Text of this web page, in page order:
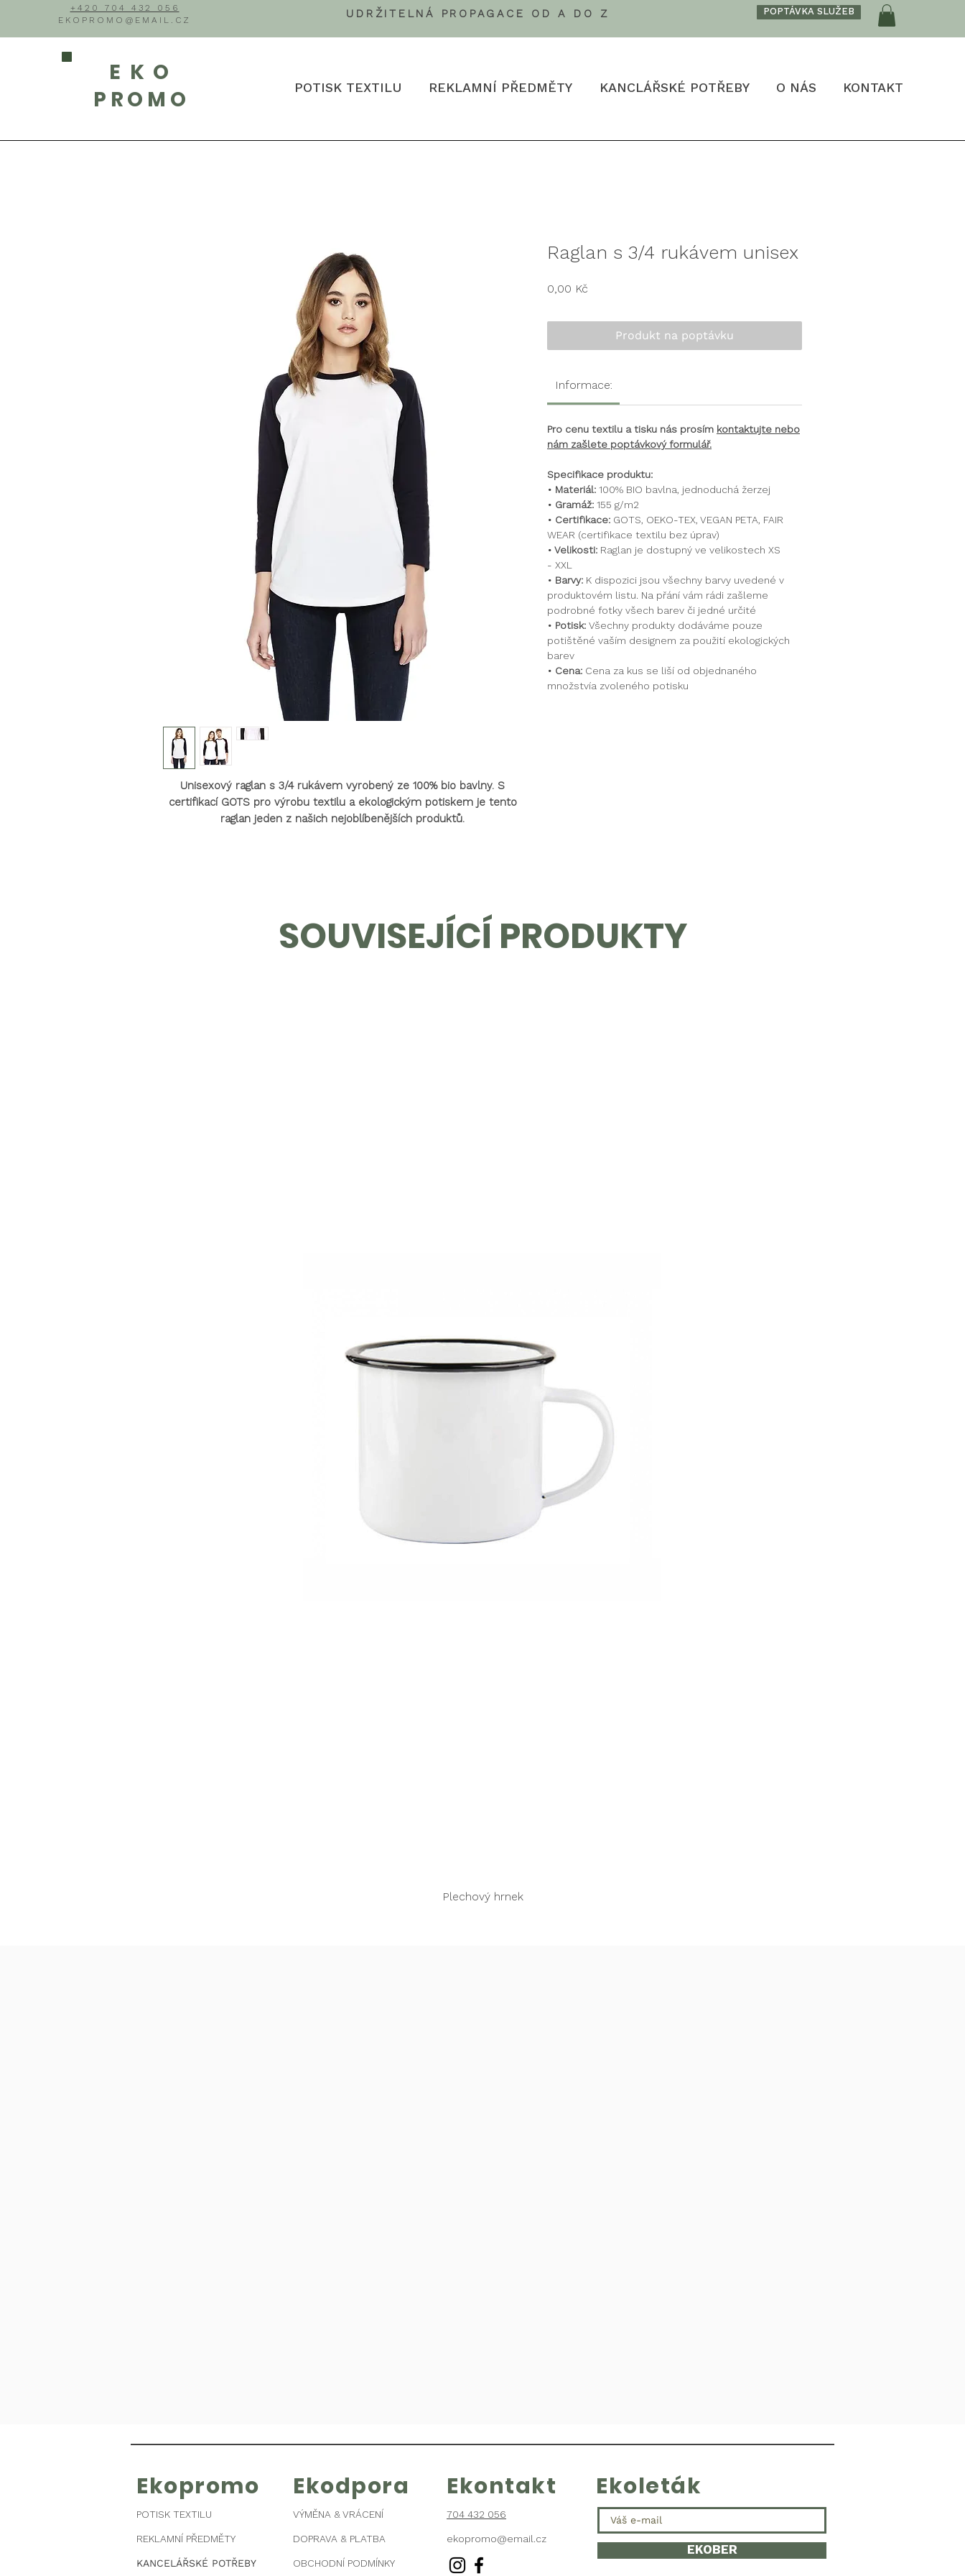
+420 704 432 056
EKOPROMO@EMAIL.CZ
UDRŽITELNÁ PROPAGACE OD A DO Z POPTÁVKA SLUŽEB
EKO
PROMO
POTISK TEXTILU REKLAMNÍ PŘEDMĚTY KANCLÁŘSKÉ POTŘEBY O NÁS KONTAKT
Unisexový raglan s 3/4 rukávem vyrobený ze 100% bio bavlny. S
certifikací GOTS pro výrobu textilu a ekologickým potiskem je tento
raglan jeden z našich nejoblíbenějších produktů.
Raglan s 3/4 rukávem unisex
0,00 Kč
Produkt na poptávku
Informace:
Pro cenu textilu a tisku nás prosím kontaktujte nebo
nám zašlete poptávkový formulář.
Specifikace produktu:
• Materiál: 100% BIO bavlna, jednoduchá žerzej
• Gramáž: 155 g/m2
• Certifikace: GOTS, OEKO-TEX, VEGAN PETA, FAIR
WEAR (certifikace textilu bez úprav)
• Velikosti: Raglan je dostupný ve velikostech XS
- XXL
• Barvy: K dispozici jsou všechny barvy uvedené v
produktovém listu. Na přání vám rádi zašleme
podrobné fotky všech barev či jedné určité
• Potisk: Všechny produkty dodáváme pouze
potištěné vaším designem za použití ekologických
barev
• Cena: Cena za kus se liší od objednaného
množstvía zvoleného potisku
SOUVISEJÍCÍ PRODUKTY
Rychlý náhled
Plechový hrnek
Ekopromo
POTISK TEXTILU
REKLAMNÍ PŘEDMĚTY
KANCELÁŘSKÉ POTŘEBY
Ekodpora
VÝMĚNA & VRÁCENÍ
DOPRAVA & PLATBA
OBCHODNÍ PODMÍNKY
Ekontakt
704 432 056
ekopromo@email.cz
Ekoleták
EKOBER